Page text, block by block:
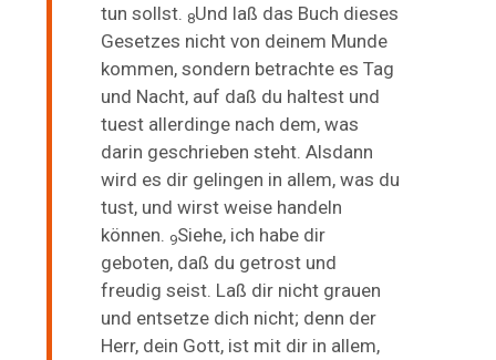
tun sollst.8Und laß das Buch dieses
Gesetzes nicht von deinem Munde
kommen, sondern betrachte es Tag
und Nacht, auf daß du haltest und
tuest allerdinge nach dem, was
darin geschrieben steht. Alsdann
wird es dir gelingen in allem, was du
tust, und wirst weise handeln
können. 9Siehe, ich habe dir
geboten, daß du getrost und
freudig seist. Laß dir nicht grauen
und entsetze dich nicht; denn der
Herr, dein Gott, ist mit dir in allem,